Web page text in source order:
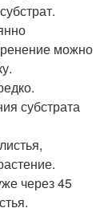
можно
субстрата
через 45